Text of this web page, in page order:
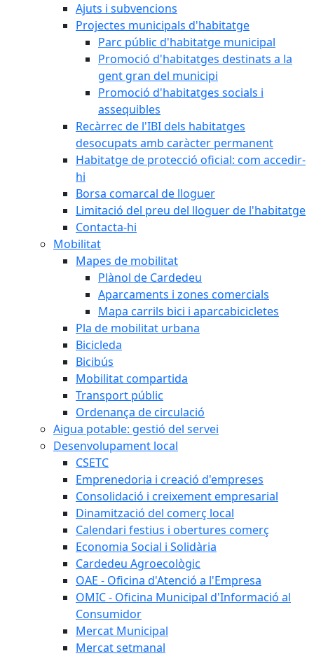
Ajuts i subvencions
Projectes municipals d'habitatge
Parc públic d'habitatge municipal
Promoció d'habitatges destinats a la
gent gran del municipi
Promoció d'habitatges socials i
assequibles
Recàrrec de l'IBI dels habitatges
desocupats amb caràcter permanent
Habitatge de protecció oficial: com accedir-
hi
Borsa comarcal de lloguer
Limitació del preu del lloguer de l'habitatge
Contacta-hi
Mobilitat
Mapes de mobilitat
Plànol de Cardedeu
Aparcaments i zones comercials
Mapa carrils bici i aparcabicicletes
Pla de mobilitat urbana
Bicicleda
Bicibús
Mobilitat compartida
Transport públic
Ordenança de circulació
Aigua potable: gestió del servei
Desenvolupament local
CSETC
Emprenedoria i creació d'empreses
Consolidació i creixement empresarial
Dinamització del comerç local
Calendari festius i obertures comerç
Economia Social i Solidària
Cardedeu Agroecològic
OAE - Oficina d'Atenció a l'Empresa
OMIC - Oficina Municipal d'Informació al
Consumidor
Mercat Municipal
Mercat setmanal